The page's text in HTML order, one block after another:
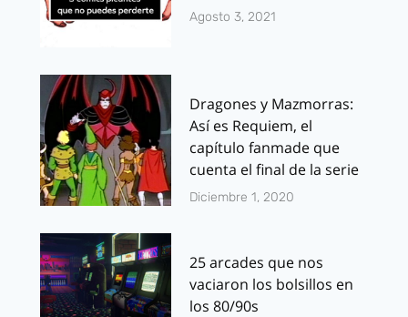
Agosto 3, 2021
Dragones y Mazmorras:
Así es Requiem, el
capítulo fanmade que
cuenta el final de la serie
Diciembre 1, 2020
25 arcades que nos
vaciaron los bolsillos en
los 80/90s